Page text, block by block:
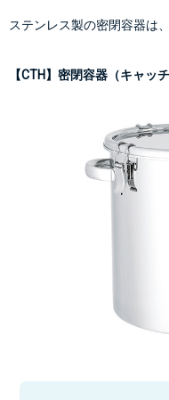
ステンレス製の密閉容器は
【CTH】密閉容器（キャッ